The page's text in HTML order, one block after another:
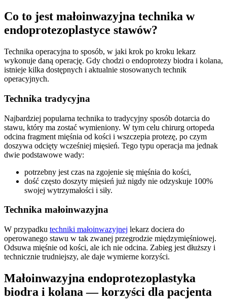
Co to jest małoinwazyjna technika w
endoprotezoplastyce stawów?
Technika operacyjna to sposób, w jaki krok po kroku lekarz
wykonuje daną operację. Gdy chodzi o endoprotezy biodra i kolana,
istnieje kilka dostępnych i aktualnie stosowanych technik
operacyjnych.
Technika tradycyjna
Najbardziej popularna technika to tradycyjny sposób dotarcia do
stawu, który ma zostać wymieniony. W tym celu chirurg ortopeda
odcina fragment mięśnia od kości i wszczepia protezę, po czym
doszywa odcięty wcześniej mięsień. Tego typu operacja ma jednak
dwie podstawowe wady:
potrzebny jest czas na zgojenie się mięśnia do kości,
dość często doszyty mięsień już nigdy nie odzyskuje 100%
swojej wytrzymałości i siły.
Technika małoinwazyjna
W przypadku techniki małoinwazyjnej lekarz dociera do
operowanego stawu w tak zwanej przegrodzie międzymięśniowej.
Odsuwa mięśnie od kości, ale ich nie odcina. Zabieg jest dłuższy i
technicznie trudniejszy, ale daje wymierne korzyści.
Małoinwazyjna endoprotezoplastyka
biodra i kolana — korzyści dla pacjenta